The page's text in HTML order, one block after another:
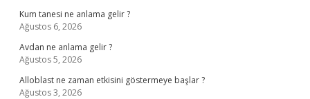
Kum tanesi ne anlama gelir ?
Ağustos 6, 2026
Avdan ne anlama gelir ?
Ağustos 5, 2026
Alloblast ne zaman etkisini göstermeye başlar ?
Ağustos 3, 2026